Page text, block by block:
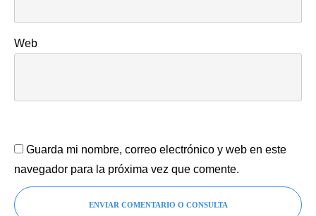
Web
Guarda mi nombre, correo electrónico y web en este
navegador para la próxima vez que comente.
ENVIAR COMENTARIO O CONSULTA